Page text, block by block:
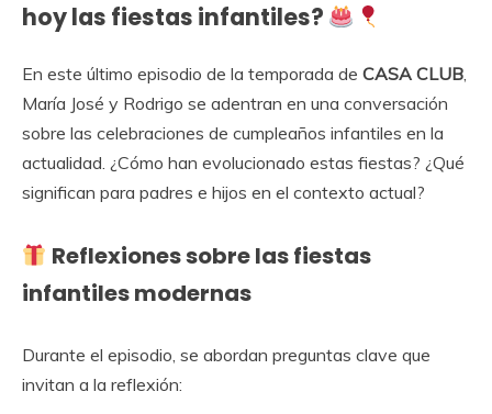
hoy las fiestas infantiles?
En este último episodio de la temporada de CASA CLUB,
María José y Rodrigo se adentran en una conversación
sobre las celebraciones de cumpleaños infantiles en la
actualidad. ¿Cómo han evolucionado estas fiestas? ¿Qué
significan para padres e hijos en el contexto actual?
Reflexiones sobre las fiestas
infantiles modernas
Durante el episodio, se abordan preguntas clave que
invitan a la reflexión: